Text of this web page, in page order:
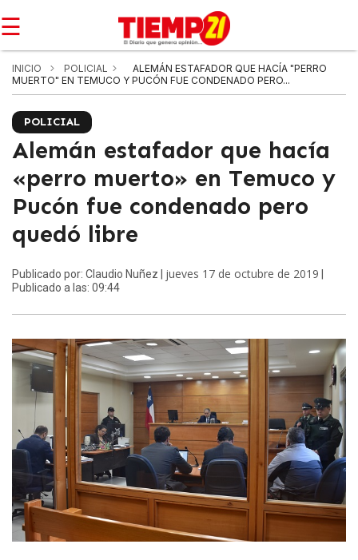
☰
INICIO POLICIAL
ALEMÁN ESTAFADOR QUE HACÍA "PERRO
MUERTO" EN TEMUCO Y PUCÓN FUE CONDENADO PERO...
POLICIAL
Alemán estafador que hacía
«perro muerto» en Temuco y
Pucón fue condenado pero
quedó libre
Publicado por: Claudio Nuñez | jueves 17 de octubre de 2019
Publicado a las: 09:44